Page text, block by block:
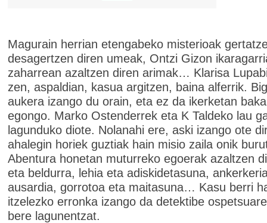
Magurain herrian etengabeko misterioak
desagertzen diren umeak, Ontzi Gizon
zaharrean azaltzen diren arimak… Klarisa
zen, aspaldian, kasua argitzen, baina alferrik.
aukera izango du orain, eta ez da ikerketan
egongo. Marko Ostenderrek eta K Taldeko lau
lagunduko diote. Nolanahi ere, aski izango ote
ahalegin horiek guztiak hain misio zaila onik
Abentura honetan muturreko egoerak azaltzen
eta beldurra, lehia eta adiskidetasuna,
ausardia, gorrotoa eta maitasuna… Kasu berri
itzelezko erronka izango da detektibe
bere lagunentzat.